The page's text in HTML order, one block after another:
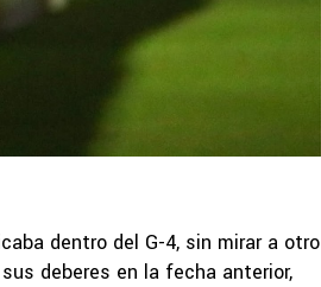
dentro del G-4, sin mirar a otro
deberes en la fecha anterior,